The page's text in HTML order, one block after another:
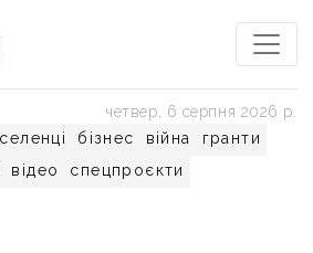
бізнес війна
гранти
відео спецпроєкти
четвер, 6 серпня 2026 р.